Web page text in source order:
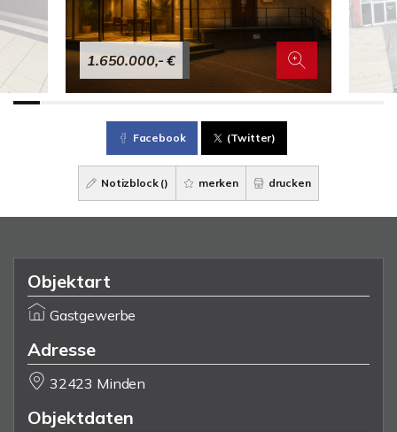
1.650.000,- €
Facebook (Twitter)
Notizblock () merken drucken
Objektart
Gastgewerbe
Adresse
32423 Minden
Objektdaten